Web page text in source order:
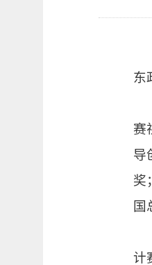
东
赛
导
奖
国
计